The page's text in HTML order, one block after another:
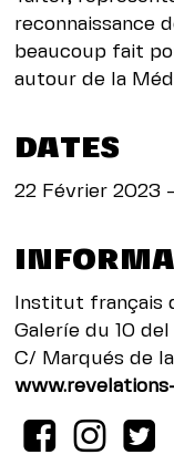
reconnaissance
beaucoup fait
autour de la
DATES
22 Février 2023
Institut français
Galeríe du 10
C/ Marqués de